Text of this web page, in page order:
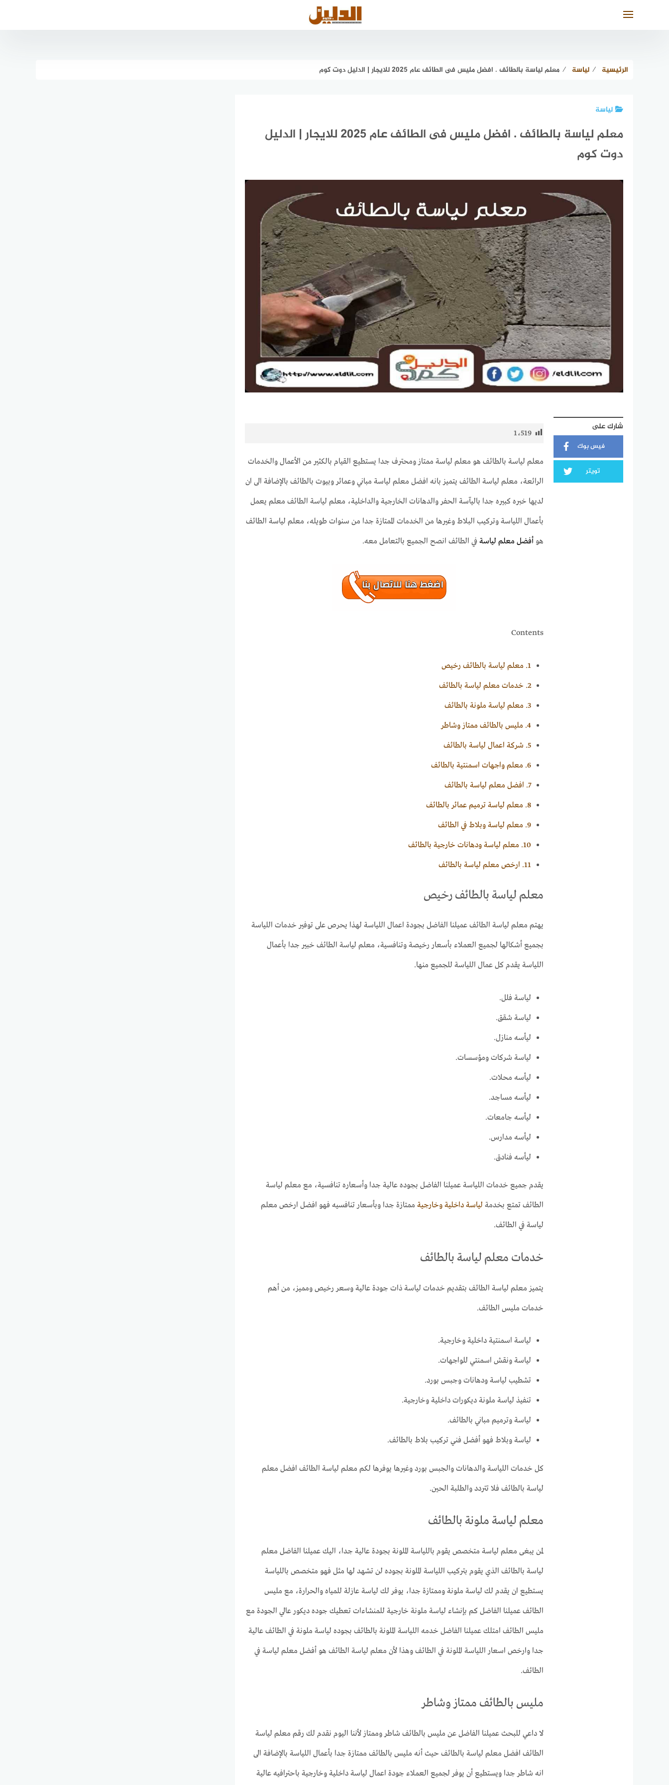
الرئيسية ⁄ لياسة ⁄ معلم لياسة بالطائف . افضل مليس فى الطائف عام 2025 للايجار | الدليل دوت كوم
لياسة
معلم لياسة بالطائف . افضل مليس فى الطائف عام 2025 للايجار | الدليل
دوت كوم
شارك على
فيس بوك
تويتر
1٬519
معلم لياسة بالطائف هو معلم لياسة ممتاز ومحترف جدا يستطيع القيام بالكثير من الأعمال والخدمات
الرائعة، معلم لياسة الطائف يتميز بانه افضل معلم لياسة مباني وعمائر وبيوت بالطائف بالإضافة الى ان
لديها خبره كبيره جدا باليآسة الحفر والدهانات الخارجية والداخلية، معلم لياسة الطائف معلم يعمل
بأعمال اللياسة وتركيب البلاط وغيرها من الخدمات الممتازة جدا من سنوات طويله، معلم لياسة الطائف
هو أفضل معلم لياسةفي الطائف انصح الجميع بالتعامل معه.
Contents
1. معلم لياسة بالطائف رخيص
2. خدمات معلم لياسة بالطائف
3. معلم لياسة ملونة بالطائف
4. مليس بالطائف ممتاز وشاطر
5. شركة اعمال لياسة بالطائف
6. معلم واجهات اسمنتية بالطائف
7. افضل معلم لياسة بالطائف
8. معلم لياسة ترميم عمائر بالطائف
9. معلم لياسة وبلاط في الطائف
10. معلم لياسة ودهانات خارجية بالطائف
11. ارخص معلم لياسة بالطائف
معلم لياسة بالطائف رخيص
يهتم معلم لياسة الطائف عميلنا الفاضل بجودة اعمال اللياسة لهذا يحرص على توفير خدمات اللياسة
بجميع أشكالها لجميع العملاء بأسعار رخيصة وتنافسية، معلم لياسة الطائف خبير جدا بأعمال
اللياسة يقدم كل عمال اللياسة للجميع منها.
لياسة فلل.
لياسة شقق.
ليأسه منازل.
لياسة شركات ومؤسسات.
ليأسه محلات.
ليأسه مساجد.
ليأسه جامعات.
ليأسه مدارس.
ليأسه فنادق.
يقدم جميع خدمات اللياسة عميلنا الفاضل بجوده عالية جدا وأسعاره تنافسية، مع معلم لياسة
الطائف تمتع بخدمة لياسة داخلية وخارجيةممتازة جدا وبأسعار تنافسيه فهو افضل ارخص معلم
لياسة في الطائف.
خدمات معلم لياسة بالطائف
يتميز معلم لياسة الطائف بتقديم خدمات لياسة ذات جودة عالية وسعر رخيص ومميز، من أهم
خدمات مليس الطائف.
لياسة اسمنتية داخلية وخارجية.
لياسة ونقش اسمنتي للواجهات.
تشطيب لياسة ودهانات وجبس بورد.
تنفيذ لياسة ملونة ديكورات داخلية وخارجية.
لياسة وترميم مباني بالطائف.
لياسة وبلاط فهو أفضل فني تركيب بلاط بالطائف.
كل خدمات اللياسة والدهانات والجبس بورد وغيرها يوفرها لكم معلم لياسة الطائف افضل معلم
لياسة بالطائف فلا تتردد والطلبة الحين.
معلم لياسة ملونة بالطائف
لمن يبغى معلم لياسة متخصص يقوم باللياسة الملونة بجودة عالية جدا، اليك عميلنا الفاضل معلم
لياسة بالطائف الذي يقوم بتركيب اللياسة الملونة بجوده لن تشهد لها مثل فهو متخصص باللياسة
يستطيع ان يقدم لك لياسة ملونة وممتازة جدا، يوفر لك لياسة عازلة للمياه والحرارة، مع مليس
الطائف عميلنا الفاضل كم بإنشاء لياسة ملونة خارجية للمنشاءات تعطيك جوده ديكور عالي الجودة مع
مليس الطائف امتلك عميلنا الفاضل خدمه اللياسة الملونة بالطائف بجوده لياسة ملونة في الطائف عالية
جدا وارخص اسعار اللياسة الملونة في الطائف وهذا لأن معلم لياسة الطائف هو أفضل معلم لياسة في
الطائف.
مليس بالطائف ممتاز وشاطر
لا داعي للبحث عميلنا الفاضل عن مليس بالطائف شاطر وممتاز لأننا اليوم نقدم لك رقم معلم لياسة
الطائف افضل معلم لياسة بالطائف حيث أنه مليس بالطائف ممتازة جدا بأعمال اللياسة بالإضافة الى
انه شاطر جدا ويستطيع أن يوفر لجميع العملاء جودة اعمال لياسة داخلية وخارجية باحترافيه عالية